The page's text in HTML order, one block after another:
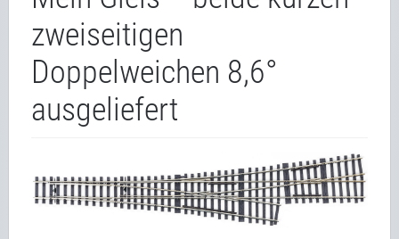
zweiseitigen
Doppelweichen 8,6°
ausgeliefert